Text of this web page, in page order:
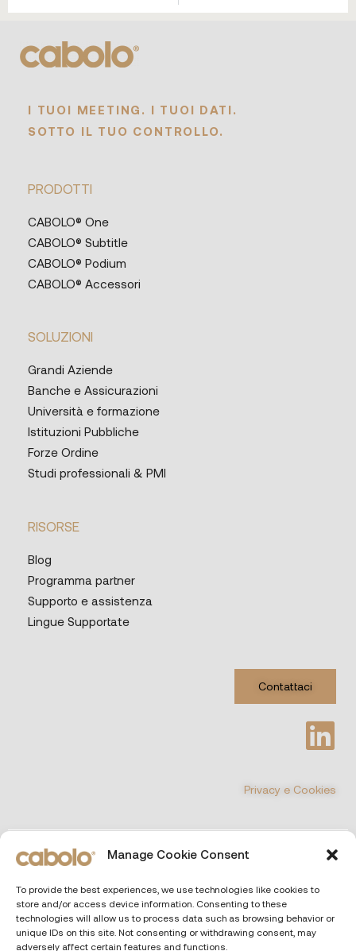
Manage Cookie Consent
To provide the best experiences, we use technologies like cookies to
store and/or access device information. Consenting to these
technologies will allow us to process data such as browsing behavior or
unique IDs on this site. Not consenting or withdrawing consent, may
adversely affect certain features and functions.
I TUOI MEETING. I TUOI DATI.
SOTTO IL TUO CONTROLLO.
PRODOTTI
CABOLO® One
CABOLO® Subtitle
CABOLO® Podium
CABOLO® Accessori
SOLUZIONI
Grandi Aziende
Banche e Assicurazioni
Università e formazione
Istituzioni Pubbliche
Forze Ordine
Studi professionali & PMI
RISORSE
Blog
Programma partner
Supporto e assistenza
Lingue Supportate
Contattaci
Privacy e Cookies
COPYRIGHT 2026 All Rights Reserved
Capitale sociale € 10.000 i.v. – P.IVA e CF. 13690551000 – REA RM
– 1466164